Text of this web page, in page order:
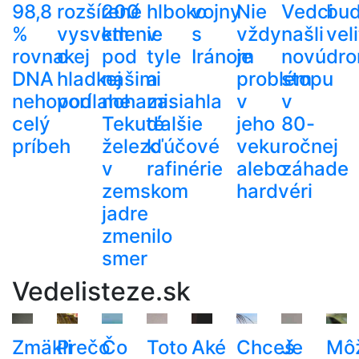
98,8
%
rovnakej
DNA
nehovorí
celý
príbeh
rozšírené
vysvetlenie
o
hladkej
podlahe
200
km
pod
našimi
nohami.
Tekuté
železo
v
zemskom
jadre
zmenilo
smer
hlboko
v
tyle
a
zasiahla
ďalšie
kľúčové
rafinérie
vojny
s
Iránom
Nie
vždy
je
problém
v
jeho
veku
alebo
hardvéri
Vedci
našli
novú
stopu
v
80-
ročnej
záhade
Vedelisteze.sk
ZmäkliPrečoČo
Toto Aké Chceš
Je